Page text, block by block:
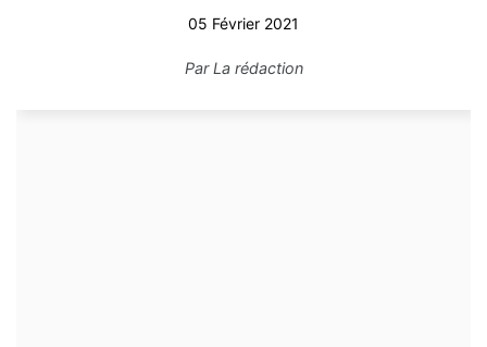
05 Février 2021
ParLa rédaction